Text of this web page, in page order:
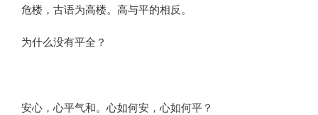
危楼，古语为高楼。高与平的相反。
为什么没有平全？
安心，心平气和。心如何安，心如何平？